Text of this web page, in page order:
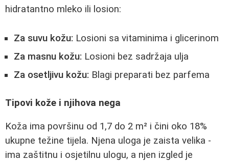
hidratantno mleko ili losion:
Za suvu kožu: Losioni sa vitaminima i glicerinom
Za masnu kožu: Losioni bez sadržaja ulja
Za osetljivu kožu: Blagi preparati bez parfema
Tipovi kože i njihova nega
Koža ima površinu od 1,7 do 2 m² i čini oko 18%
ukupne težine tijela. Njena uloga je zaista velika -
ima zaštitnu i osjetilnu ulogu, a njen izgled je